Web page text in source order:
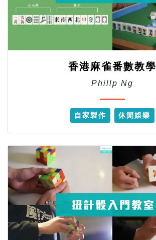
香港麻雀番數教學
Phillp Ng
自家製作 休閒娛樂